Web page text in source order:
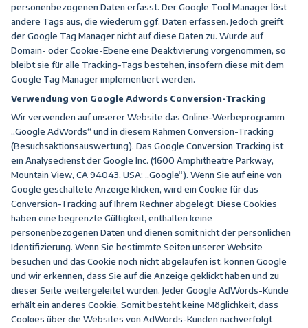
personenbezogenen Daten erfasst. Der Google Tool Manager löst
andere Tags aus, die wiederum ggf. Daten erfassen. Jedoch greift
der Google Tag Manager nicht auf diese Daten zu. Wurde auf
Domain- oder Cookie-Ebene eine Deaktivierung vorgenommen, so
bleibt sie für alle Tracking-Tags bestehen, insofern diese mit dem
Google Tag Manager implementiert werden.
Verwendung von Google Adwords Conversion-Tracking
Wir verwenden auf unserer Website das Online-Werbeprogramm
„Google AdWords“ und in diesem Rahmen Conversion-Tracking
(Besuchsaktionsauswertung). Das Google Conversion Tracking ist
ein Analysedienst der Google Inc. (1600 Amphitheatre Parkway,
Mountain View, CA 94043, USA; „Google“). Wenn Sie auf eine von
Google geschaltete Anzeige klicken, wird ein Cookie für das
Conversion-Tracking auf Ihrem Rechner abgelegt. Diese Cookies
haben eine begrenzte Gültigkeit, enthalten keine
personenbezogenen Daten und dienen somit nicht der persönlichen
Identifizierung. Wenn Sie bestimmte Seiten unserer Website
besuchen und das Cookie noch nicht abgelaufen ist, können Google
und wir erkennen, dass Sie auf die Anzeige geklickt haben und zu
dieser Seite weitergeleitet wurden. Jeder Google AdWords-Kunde
erhält ein anderes Cookie. Somit besteht keine Möglichkeit, dass
Cookies über die Websites von AdWords-Kunden nachverfolgt